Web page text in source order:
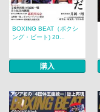
BOXING BEAT（ボクシ
ング・ビート) 20...
購入